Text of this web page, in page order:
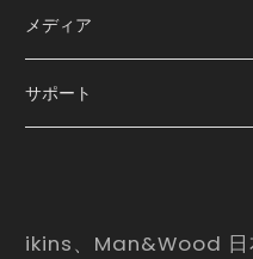
メディア
サポート
ikins、Man&Wood 日